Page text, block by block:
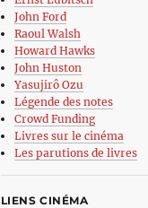
John Ford
Raoul Walsh
Howard Hawks
John Huston
Yasujirô Ozu
Légende des notes
Crowd Funding
Livres sur le cinéma
Les parutions de livres
LIENS CINÉMA